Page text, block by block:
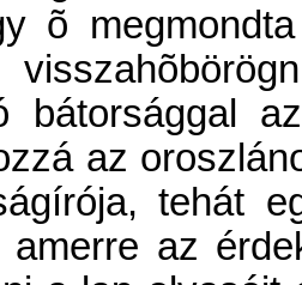
õ
bátorsággal
az
tehát
amerre az